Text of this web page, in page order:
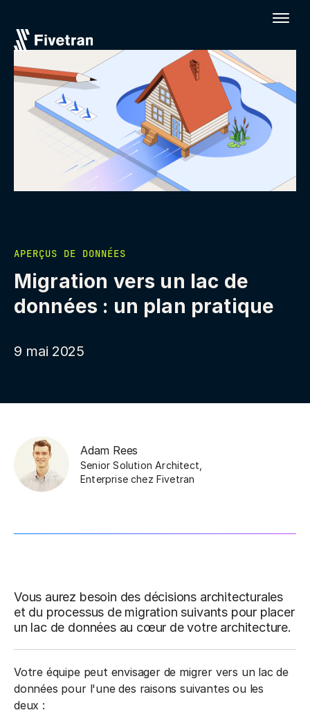
APERÇUS DE DONNÉES
Migration vers un lac de
données : un plan pratique
9 mai 2025
Adam Rees
Senior Solution Architect,
Enterprise chez Fivetran
Vous aurez besoin des décisions architecturales
et du processus de migration suivants pour placer
un lac de données au cœur de votre architecture.
Votre équipe peut envisager de migrer vers un lac de
données pour l'une des raisons suivantes ou les
deux :